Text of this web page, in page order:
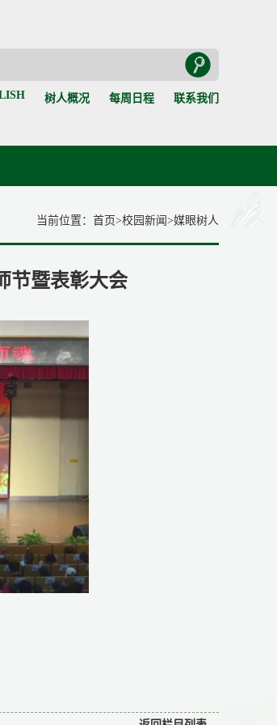
树人概况 每周日程 联系我们
当前位置： 首页>校园新闻 >媒眼树人
节暨表彰大会